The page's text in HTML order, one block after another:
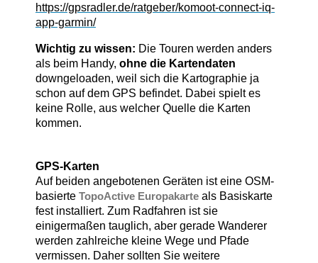
https://gpsradler.de/ratgeber/komoot-connect-iq-
app-garmin/
Wichtig zu wissen: Die Touren werden anders
als beim Handy, ohne die Kartendaten
downgeloaden, weil sich die Kartographie ja
schon auf dem GPS befindet. Dabei spielt es
keine Rolle, aus welcher Quelle die Karten
kommen.
GPS-Karten
Auf beiden angebotenen Geräten ist eine OSM-
basierte TopoActive Europakarte als Basiskarte
fest installiert. Zum Radfahren ist sie
einigermaßen tauglich, aber gerade Wanderer
werden zahlreiche kleine Wege und Pfade
vermissen. Daher sollten Sie weitere